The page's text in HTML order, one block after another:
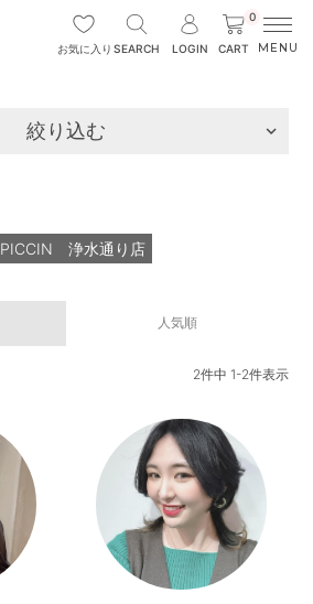
お気に入り SEARCH LOGIN
0
CART
絞り込む
PICCIN 浄水通り店
人気順
2件中 1-2件表示